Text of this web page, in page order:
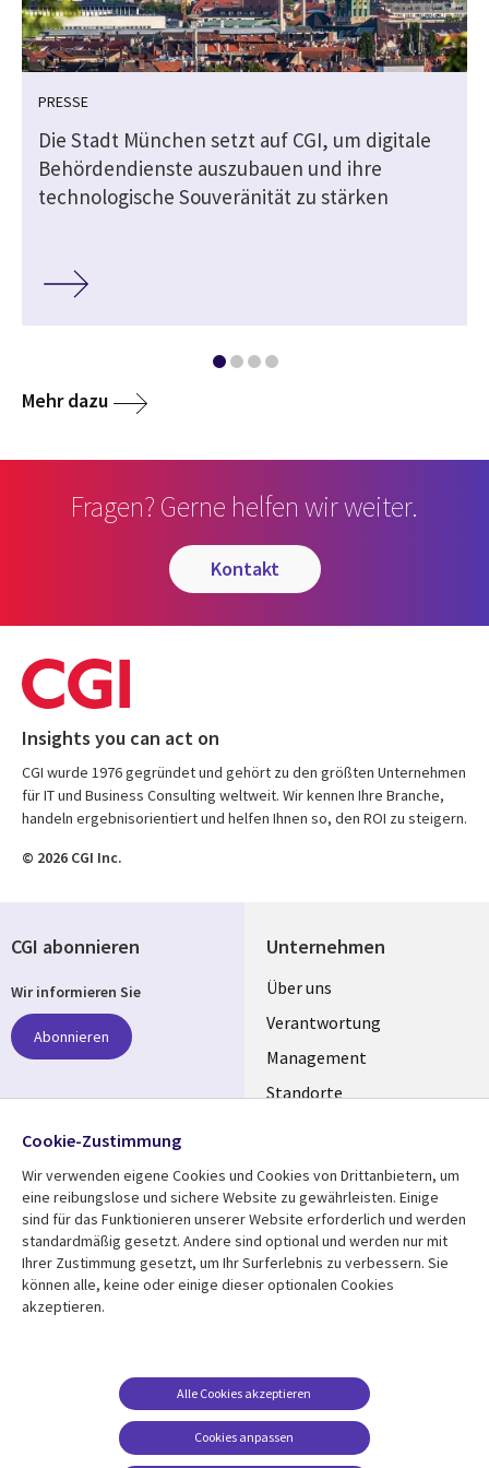
PRESSE
Die Stadt München setzt auf CGI, um digitale
Behördendienste auszubauen und ihre
technologische Souveränität zu stärken
Mehr dazu
Fragen? Gerne helfen wir weiter.
kontakt
Insights you can act on
CGI wurde 1976 gegründet und gehört zu den größten Unternehmen
für IT und Business Consulting weltweit. Wir kennen Ihre Branche,
handeln ergebnisorientiert und helfen Ihnen so, den ROI zu steigern.
© 2026 CGI Inc.
Unternehmen
Useful
links
GERMANY
Über uns
Verantwortung
Management
Standorte
Mediathek
Library
GERMANY
Aktuelles
Rechtliches
Beschwerden/Hinweise
Compliance
Datenschutz
CGI abonnieren
Wir informieren Sie
Abonnieren
Folgen Sie uns
Social
Media
GERMANY
Cookie-Zustimmung
Wir verwenden eigene Cookies und Cookies von Drittanbietern, um
eine reibungslose und sichere Website zu gewährleisten. Einige
sind für das Funktionieren unserer Website erforderlich und werden
standardmäßig gesetzt. Andere sind optional und werden nur mit
Ihrer Zustimmung gesetzt, um Ihr Surferlebnis zu verbessern. Sie
können alle, keine oder einige dieser optionalen Cookies
akzeptieren.
Cookies anpassen
Alle Cookies akzeptieren